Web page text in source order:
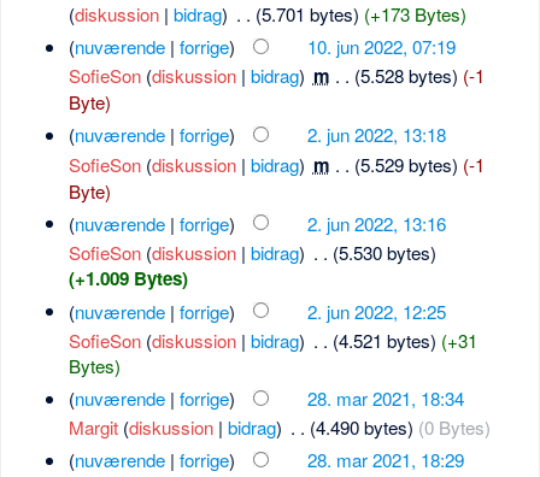
(diskussion| bidrag) . . (5.701 bytes) (+173 Bytes)
(nuværende| forrige)
10. jun 2022, 07:19
SofieSon (diskussion| bidrag) m . . (5.528 bytes) (-1
Byte)
(nuværende| forrige)
2. jun 2022, 13:18
SofieSon (diskussion| bidrag) m . . (5.529 bytes) (-1
Byte)
(nuværende| forrige)
2. jun 2022, 13:16
SofieSon (diskussion| bidrag) . . (5.530 bytes)
(+1.009 Bytes)
(nuværende| forrige)
2. jun 2022, 12:25
SofieSon (diskussion| bidrag) . . (4.521 bytes) (+31
Bytes)
(nuværende| forrige)
28. mar 2021, 18:34
Margit (diskussion| bidrag) . . (4.490 bytes) (0 Bytes)
(nuværende| forrige)
28. mar 2021, 18:29